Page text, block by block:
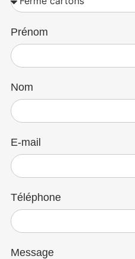
Prénom
Nom
E-mail
Téléphone
Message